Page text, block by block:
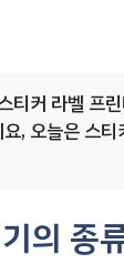
티커 라벨 프
, 오늘은 스
의 종